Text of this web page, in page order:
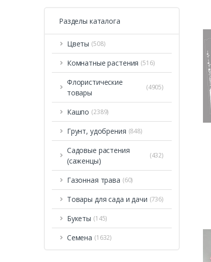
Разделы каталога
Цветы (508)
Комнатные растения (516)
Флористические
товары
(4905)
Кашпо (2389)
Грунт, удобрения (848)
Садовые растения
(саженцы)
(432)
Газонная трава (60)
Товары для сада и дачи (736)
Букеты (145)
Семена (1632)